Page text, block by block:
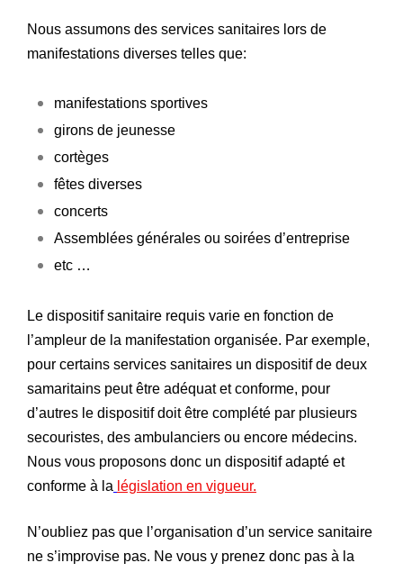
Nous assumons des services sanitaires lors de
manifestations diverses telles que:
manifestations sportives
girons de jeunesse
cortèges
fêtes diverses
concerts
Assemblées générales ou soirées d’entreprise
etc …
Le dispositif sanitaire requis varie en fonction de
l’ampleur de la manifestation organisée. Par exemple,
pour certains services sanitaires un dispositif de deux
samaritains peut être adéquat et conforme, pour
d’autres le dispositif doit être complété par plusieurs
secouristes, des ambulanciers ou encore médecins.
Nous vous proposons donc un dispositif adapté et
conforme à la législation en vigueur.
N’oubliez pas que l’organisation d’un service sanitaire
ne s’improvise pas. Ne vous y prenez donc pas à la